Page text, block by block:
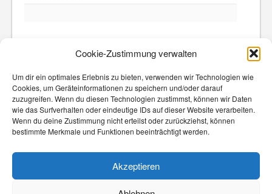
Cookie-Zustimmung verwalten
Um dir ein optimales Erlebnis zu bieten, verwenden wir Technologien wie
Cookies, um Geräteinformationen zu speichern und/oder darauf
zuzugreifen. Wenn du diesen Technologien zustimmst, können wir Daten
wie das Surfverhalten oder eindeutige IDs auf dieser Website verarbeiten.
Wenn du deine Zustimmung nicht erteilst oder zurückziehst, können
bestimmte Merkmale und Funktionen beeinträchtigt werden.
Akzeptieren
reduzieren.Erfahre, wie deine Kommentardaten